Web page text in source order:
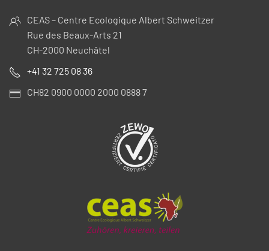
CEAS – Centre Ecologique Albert Schweitzer
Rue des Beaux-Arts 21
CH-2000 Neuchâtel
+41 32 725 08 36
CH82 0900 0000 2000 0888 7